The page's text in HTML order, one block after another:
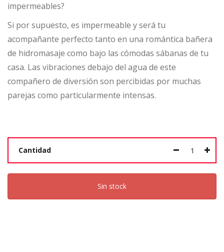
impermeables?
Si por supuesto, es impermeable y será tu
acompañante perfecto tanto en una romántica bañera
de hidromasaje como bajo las cómodas sábanas de tu
casa. Las vibraciones debajo del agua de este
compañero de diversión son percibidas por muchas
parejas como particularmente intensas.
Cantidad
Sin stock